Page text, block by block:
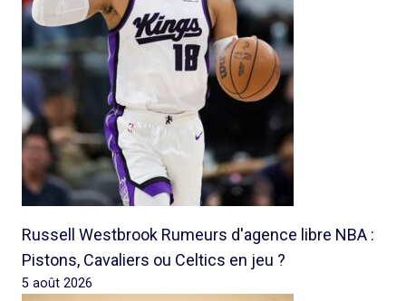
Russell Westbrook Rumeurs d'agence libre NBA :
Pistons, Cavaliers ou Celtics en jeu ?
5 août 2026